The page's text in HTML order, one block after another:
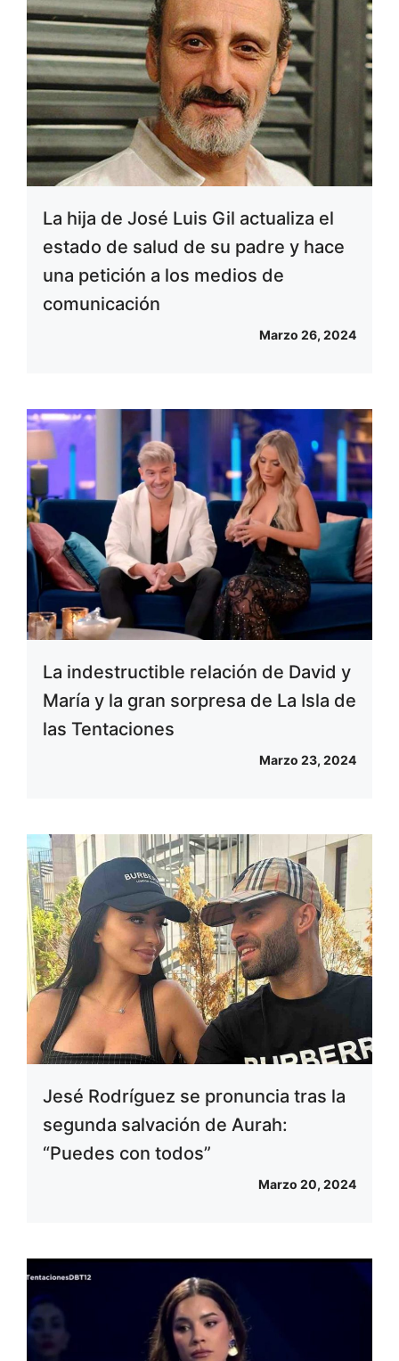
La hija de José Luis Gil actualiza el
estado de salud de su padre y hace
una petición a los medios de
comunicación
Marzo 26, 2024
La indestructible relación de David y
María y la gran sorpresa de La Isla de
las Tentaciones
Marzo 23, 2024
Jesé Rodríguez se pronuncia tras la
segunda salvación de Aurah:
“Puedes con todos”
Marzo 20, 2024